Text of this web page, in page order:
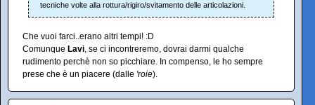
tecniche volte alla rottura/rigiro/svitamento delle articolazioni.
Che vuoi farci..erano altri tempi! :D
Comunque Lavi, se ci incontreremo, dovrai darmi qualche
rudimento perchè non so picchiare. In compenso, le ho sempre
prese che è un piacere (dalle 'roie).